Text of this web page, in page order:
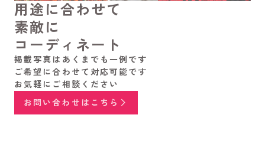
用途に合わせて
素敵に
コーディネート
掲載写真はあくまでも一例です
ご希望に合わせて対応可能です
お気軽にご相談ください
お問い合わせはこちら